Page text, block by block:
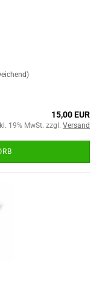
15,00 EUR
19% MwSt. zzgl. Versand